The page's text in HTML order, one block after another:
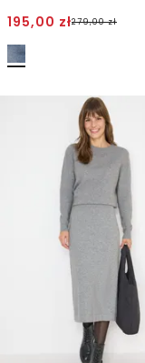
195,00 zł279,00zł